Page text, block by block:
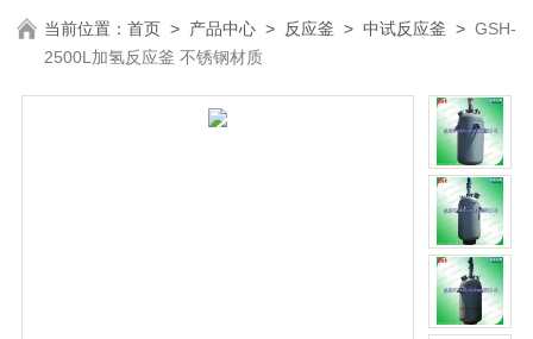
当前位置：首页 > 产品中心 > 反应釜 >中试反应釜 >GSH-
2500L加氢反应釜 不锈钢材质